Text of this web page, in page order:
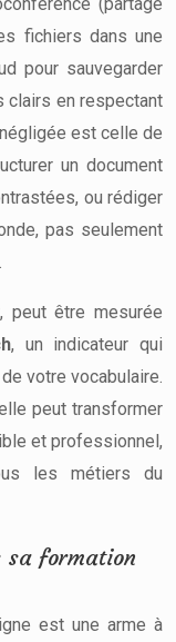
fichiers dans une
pour sauvegarder
clairs en respectant
est celle de
un document
ou rédiger
pas seulement
peut être mesurée
, un indicateur qui
votre vocabulaire.
peut transformer
et professionnel,
les métiers du
sa formation
est une arme à